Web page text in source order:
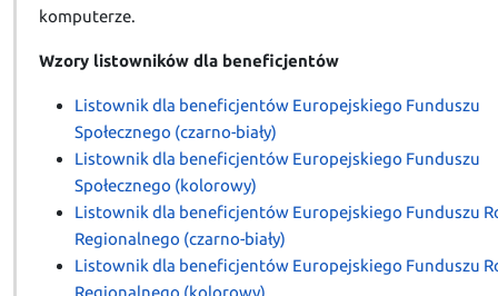
komputerze.
Wzory listowników dla beneficjentów
Listownik dla beneficjentów Europejskiego Funduszu
Społecznego (czarno-biały)
Listownik dla beneficjentów Europejskiego Funduszu
Społecznego (kolorowy)
Listownik dla beneficjentów Europejskiego Funduszu
Regionalnego (czarno-biały)
Listownik dla beneficjentów Europejskiego Funduszu
Regionalnego (kolorowy)